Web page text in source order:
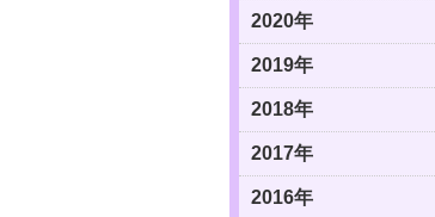
2020年
2019年
2018年
2017年
2016年